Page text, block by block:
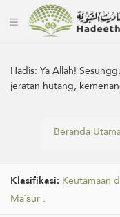
Hadis:Ya Allah!
jeratan hutang,
Beranda
Klasifikasi: Keutamaan
Ma`ṡūr .